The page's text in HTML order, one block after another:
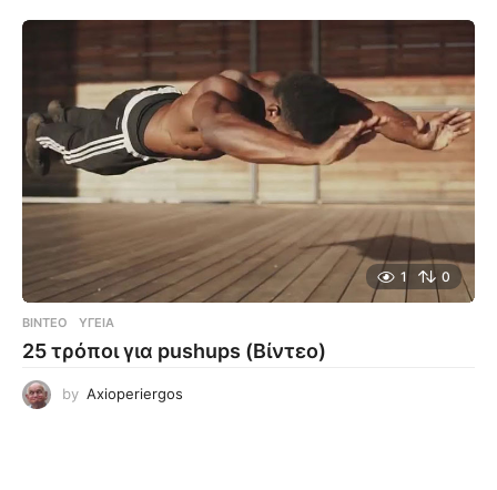
1 0
ΒΊΝΤΕΟ ΥΓΕΊΑ
25 τρόποι για pushups (Βίντεο)
by Axioperiergos